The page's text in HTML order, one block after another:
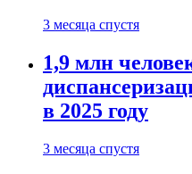
3 месяца спустя
1,9 млн
в 2025 году
3 месяца спустя